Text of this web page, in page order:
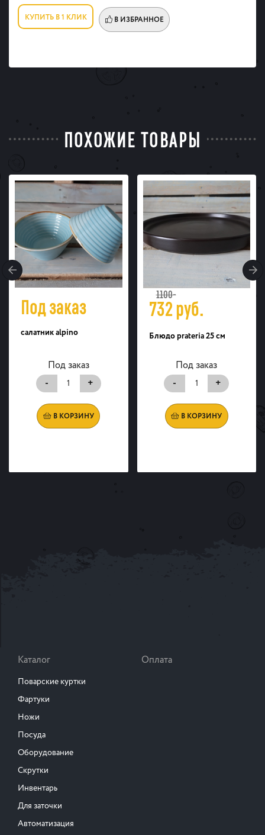
КУПИТЬ В 1 КЛИК В ИЗБРАННОЕ
ПОХОЖИЕ ТОВАРЫ
Под заказ
салатник alpino
Под заказ
-
+
В КОРЗИНУ
732руб.
1100-
Блюдо prateria 25 см
Под заказ
-
+
В КОРЗИНУ
Каталог
Поварские куртки
Фартуки
Ножи
Посуда
Оборудование
Скрутки
Инвентарь
Для заточки
Автоматизация
Оплата